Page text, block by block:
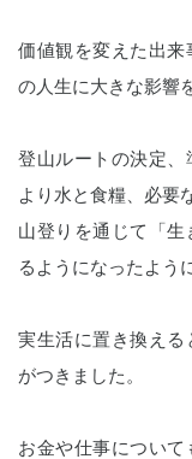
価値観を変えた出来
の人生に大きな影響
登山ルートの決定、
より水と食糧、必要
山登りを通じて「生
るようになったよう
実生活に置き換える
がつきました。
お金や仕事について